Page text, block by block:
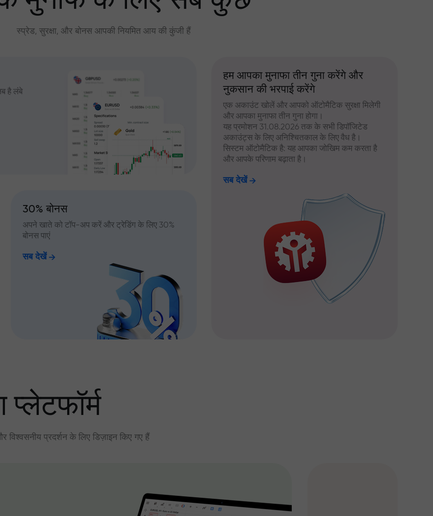
स्प्रेड, सुरक्षा, और बोनस आपकी नियमित आय की कुंजी हैं
है लंबे
30% बोनस
अपने खाते को टॉप-अप करें और ट्रेडिंग के लिए 30%
बोनस पाएं
सब देखें
हम आपका मुनाफा तीन गुना करेंगे और
नुकसान की भरपाई करेंगे
एक अकाउंट खोलें और आपको ऑटोमैटिक सुरक्षा मिलेगी
और आपका मुनाफा तीन गुना होगा।
यह प्रमोशन 31.08.2026 तक के सभी डिपॉजिटेड
अकाउंट्स के लिए अनिश्चितकाल के लिए वैध है।
सिस्टम ऑटोमैटिक है: यह आपका जोखिम कम करता है
और आपके परिणाम बढ़ाता है।
सब देखें
प्रदर्शन के लिए डिज़ाइन किए गए हैं